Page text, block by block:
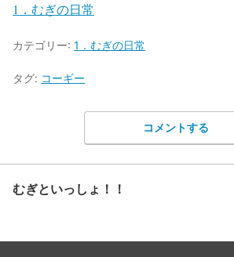
1．むぎの日常
カテゴリー: 1．むぎの日常
タグ: コーギー
コメントする
むぎといっしょ！！